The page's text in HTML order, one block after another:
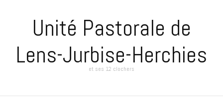
Unité Pastorale de
Lens-Jurbise-Herchies
et ses 12 clochers